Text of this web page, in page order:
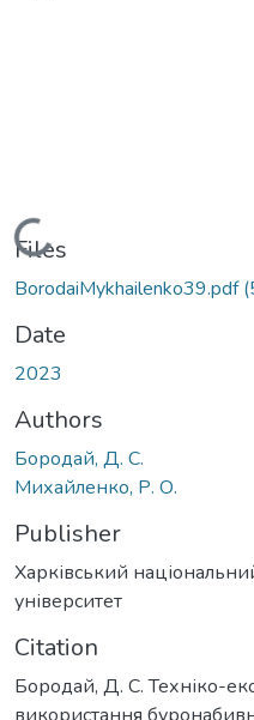
Loading...
Files
BorodaiMykhailenko39.pdf
Date
2023
Authors
Бородай, Д. С.
Михайленко, Р. О.
Publisher
Харківський
університет
Citation
Бородай, Д. С. Техніко-